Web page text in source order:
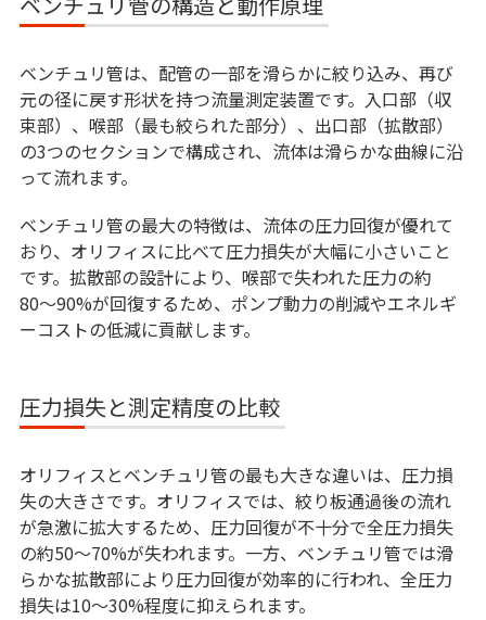
ベンチュリ管は、配管の一部を滑らかに絞り込み、再び
元の径に戻す形状を持つ流量測定装置です。入口部（収
束部）、喉部（最も絞られた部分）、出口部（拡散部）
の3つのセクションで構成され、流体は滑らかな曲線に沿
って流れます。
ベンチュリ管の最大の特徴は、流体の圧力回復が優れて
おり、オリフィスに比べて圧力損失が大幅に小さいこと
です。拡散部の設計により、喉部で失われた圧力の約
80〜90%が回復するため、ポンプ動力の削減やエネルギ
ーコストの低減に貢献します。
圧力損失と測定精度の比較
オリフィスとベンチュリ管の最も大きな違いは、圧力損
失の大きさです。オリフィスでは、絞り板通過後の流れ
が急激に拡大するため、圧力回復が不十分で全圧力損失
の約50〜70%が失われます。一方、ベンチュリ管では滑
らかな拡散部により圧力回復が効率的に行われ、全圧力
損失は10〜30%程度に抑えられます。